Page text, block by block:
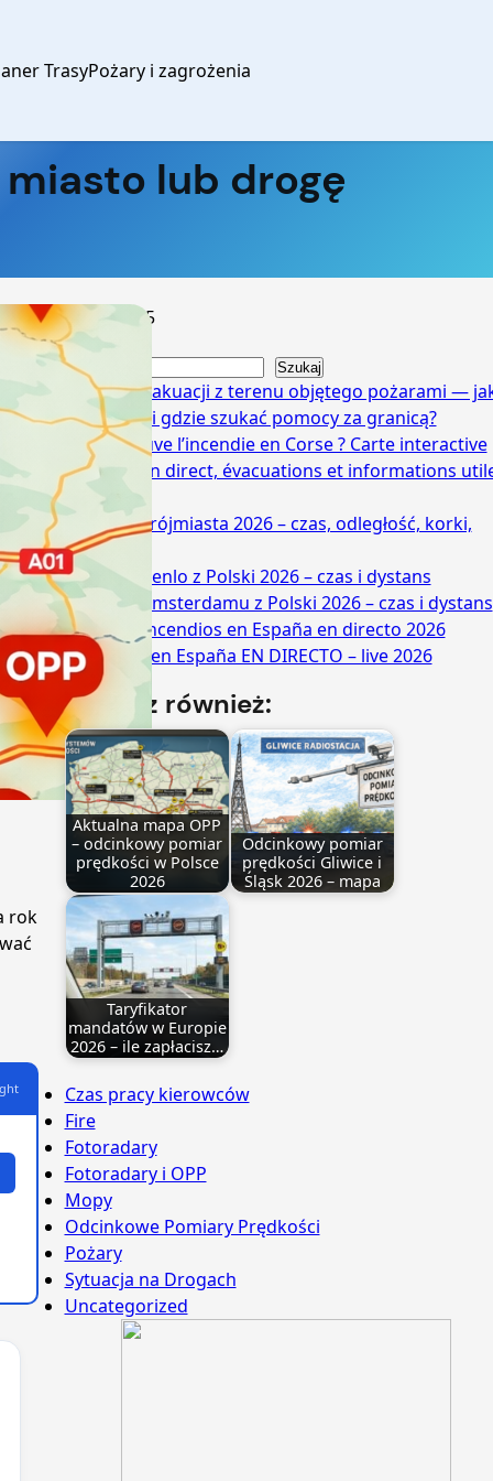
TrasyPożary i zagrożenia
lub drogę
rok
2026-06-05
Szukaj
Szukaj
Zasady ewakuacji z terenu objętego pożarami —
reagować i gdzie szukać pomocy za granicą?
Où se trouve l’incendie en Corse ? Carte interactive
des feux en direct, évacuations et informations
(2026)
Trasa do Trójmiasta 2026 – czas, odległość, korki,
OPP
Trasa do Venlo z Polski 2026 – czas i dystans
Trasa do Amsterdamu z Polski 2026 – czas i dystans
Mapa de incendios en España en directo 2026
Incendios en España EN DIRECTO – live 2026
Zobacz również:
Aktualna mapa OPP
– odcinkowy pomiar
prędkości w Polsce
2026
Odcinkowy pomiar
prędkości Gliwice i
Śląsk 2026 – mapa
Taryfikator
mandatów w Europie
2026 – ile zapłacisz…
Czas pracy kierowców
Fire
Fotoradary
Fotoradary i OPP
Mopy
Odcinkowe Pomiary Prędkości
Pożary
Sytuacja na Drogach
Uncategorized